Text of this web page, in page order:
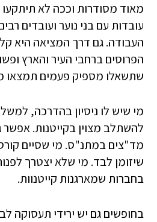
מאוד מסודרות וככה לא תיתקעו
עובדות עם בני נוער ועובדים
העבודה. גם דרך המציאה היא
הפרוסים ברחבי העיר והארץ
שתשאלו מספיק פעמים תמצאו
מי שיש לו ניסיון בהדרכה, למשל
להשתלב מצוין בקייטנות. אפשר
מד"צים במתנ"ס. מי שסיים
שיזומן לבד. מי שלא יצטרך
בחברות שמארגנות קייטנוות.
בחופשים גם יש ירידי תעסוקה